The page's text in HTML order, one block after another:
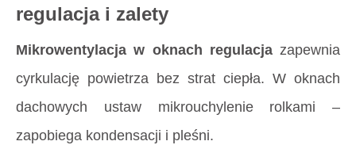
regulacja i zalety
Mikrowentylacja w oknach regulacjazapewnia
cyrkulację powietrza bez strat ciepła. W oknach
dachowych ustaw mikrouchylenie rolkami –
zapobiega kondensacji i pleśni.